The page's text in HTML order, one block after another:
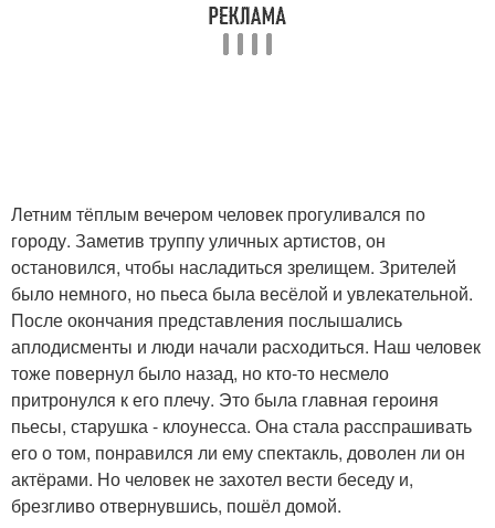
Летним тёплым вечером человек прогуливался по
городу. Заметив труппу уличных артистов, он
остановился, чтобы насладиться зрелищем. Зрителей
было немного, но пьеса была весёлой и увлекательной.
После окончания представления послышались
аплодисменты и люди начали расходиться. Наш человек
тоже повернул было назад, но кто-то несмело
притронулся к его плечу. Это была главная героиня
пьесы, старушка - клоунесса. Она стала расспрашивать
его о том, понравился ли ему спектакль, доволен ли он
актёрами. Но человек не захотел вести беседу и,
брезгливо отвернувшись, пошёл домой.